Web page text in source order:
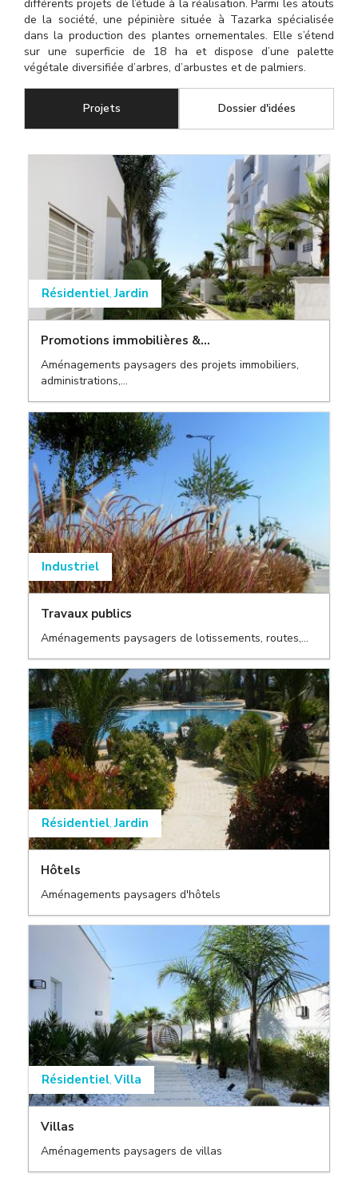
différents projets de l’étude à la réalisation. Parmi les atouts
de la société, une pépinière située à Tazarka spécialisée
dans la production des plantes ornementales. Elle s’étend
sur une superficie de 18 ha et dispose d’une palette
végétale diversifiée d’arbres, d’arbustes et de palmiers.
Projets Dossier d'idées
Résidentiel,Jardin
Promotions immobilières &...
Aménagements paysagers des projets immobiliers,
administrations,...
Industriel
Travaux publics
Aménagements paysagers de lotissements, routes,...
Résidentiel,Jardin
Hôtels
Aménagements paysagers d'hôtels
Résidentiel, Villa
Villas
Aménagements paysagers de villas